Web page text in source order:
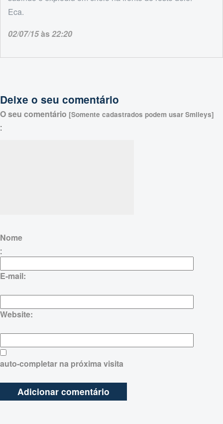
Eca.
02/07/15às22:20
Deixe o seu comentário
O seu comentário [Somente cadastrados podem usar Smileys]
:
Nome
:
E-mail:
Website:
auto-completar na próxima visita